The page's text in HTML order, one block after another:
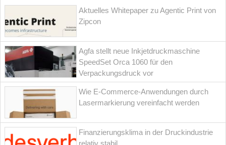
Aktuelles Whitepaper zu Agentic Print von
Zipcon
Agfa stellt neue Inkjetdruckmaschine
SpeedSet Orca 1060 für den
Verpackungsdruck vor
Wie E-Commerce-Anwendungen durch
Lasermarkierung vereinfacht werden
Finanzierungsklima in der Druckindustrie
relativ stabil